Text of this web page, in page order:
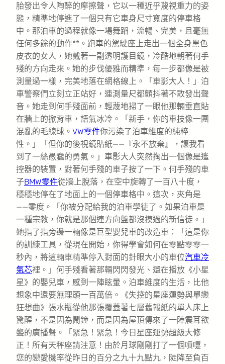
胎發出令人陶醉的摩擦聲，它以一種近乎蔑視重力的姿
態，精準地停進了一個只有它車身尺寸寬度的停車格
中。那泊車的過程就像一場舞蹈，流暢、完美，且毫無
任何多餘的動作**。跑車的駕駛座上走出一個全身黑色
皮衣的女人，她戴著一副透明護目鏡，冷酷地朝著何手
殘的方向走來。她的步伐優雅而精準，每一步都像是被
測量過一樣，完美地落在網格線上。「車影大人！」泊
車警察們立刻立正站好，連測量尺都顫抖著不敢發出聲
音。她走到何手殘面前，輕蔑地掃了一眼他那輛垂直貼
在牆上的掀背車，語氣冰冷。「新手，你的車技像一團
混亂的毛線球。 VW零件你污染了泊車維度的純粹
性。」「但你的後視鏡貼紙——『永不放棄』，讓我看
到了一絲愚蠢的勇氣。」車影大人突然掏出一個像是遙
控器的裝置，對著何手殘的車子按了一下。何手殘的車
子BMW零件從牆上脫落，在空中旋轉了一百八十度，
穩穩地停在了地面上的一個停車格中。這次，夾角是
——零度。「你被分配給我的泊車學徒了。如果泊車是
一種宗教，你就是那個連方向盤都沒摸過的新信徒。」
她指了指旁邊一輛像是巨型嬰兒車的改造車：「這是你
的訓練工具，從現在開始，你得學會如何在零點零零一
秒內，將這輛車精準停入對面的針眼大小的車位汽車冷
氣芯裡。」何手殘看著那輛閃閃發光、還在播放《小星
星》的嬰兒車，感到一陣眩暈。泊車維度的生活，比他
想象中還要無理頭一百萬倍。《失控的星座運勢與單戀
狂想曲》張水瓶從他那張覆蓋著七層舊報紙的單人床上
驚醒，不是因為鬧鐘，而是因為屋頂傳來了一陣震耳欲
聾的廣播聲。「緊急！緊急！今日星座運勢超級大修
正！所有天秤座請注意！由於月球剛剛打了一個噴嚏，
您的戀愛機率從昨日的百分之九十九點九，陡降至負百